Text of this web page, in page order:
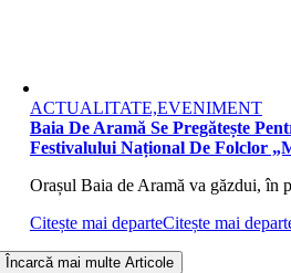
ACTUALITATE,EVENIMENT
Baia De Aramă Se Pregătește
Festivalului Național De Folclor
Orașul Baia de Aramă va găzdui, în
Citește mai departeCitește mai
Încarcă mai multe Articole